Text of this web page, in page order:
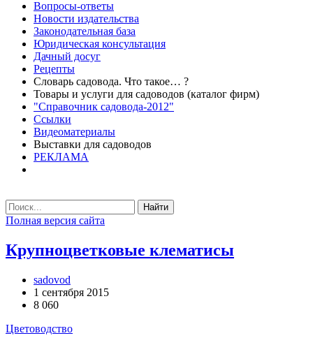
Вопросы-ответы
Новости издательства
Законодательная база
Юридическая консультация
Дачный досуг
Рецепты
Словарь садовода. Что такое… ?
Товары и услуги для садоводов (каталог фирм)
"Справочник садовода-2012"
Ссылки
Видеоматериалы
Выставки для садоводов
РЕКЛАМА
Найти
Полная версия сайта
Крупноцветковые клематисы
sadovod
1 сентября 2015
8 060
Цветоводство